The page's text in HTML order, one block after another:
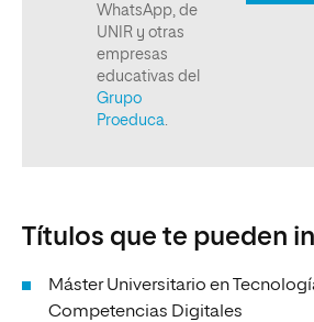
Títulos que te pueden
Máster Universitario en
Competencias Digitales